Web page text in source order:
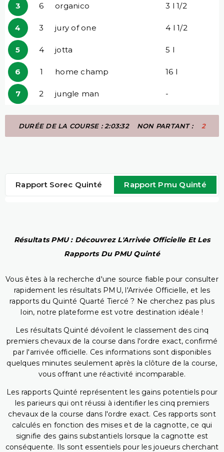
3 6 organico 3 l 1/2
4 3 jury of one 4 l 1/2
5 4 jotta 5 l
6 1 home champ 16 l
7 2 jungle man -
DURÉE DE LA COURSE : 2:03:32 NON PARTANT : 2
Rapport Sorec Quinté Rapport Pmu Quinté
Résultats PMU : Découvrez L'Arrivée Officielle Et Les
Rapports Du PMU Quinté
Vous êtes à la recherche d'une source fiable pour consulter
rapidement les résultats PMU, l'Arrivée Officielle, et les
rapports du Quinté Quarté Tiercé ? Ne cherchez pas plus
loin, notre plateforme est votre destination idéale !
Les résultats Quinté dévoilent le classement des cinq
premiers chevaux de la course dans l'ordre exact, confirmé
par l'arrivée officielle. Ces informations sont disponibles
quelques minutes seulement après la clôture de la course,
vous offrant une réactivité incomparable.
Les rapports Quinté représentent les gains potentiels pour
les parieurs qui ont réussi à identifier les cinq premiers
chevaux de la course dans l'ordre exact. Ces rapports sont
calculés en fonction des mises et de la cagnotte, ce qui
signifie des gains substantiels lorsque la cagnotte est
conséquente. Ils sont essentiels pour les joueurs cherchant